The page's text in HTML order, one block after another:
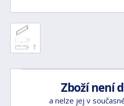
Zboží není
a nelze jej v